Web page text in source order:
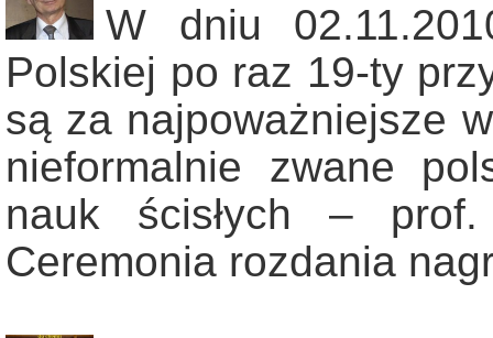
W dniu
Polskiej po raz 19-ty
są za najpoważniejsze
nieformalnie zwane
nauk ścisłych –
Ceremonia rozdania